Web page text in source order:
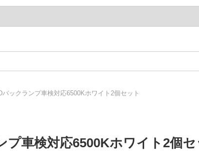
バックランプ車検対応6500Kホワイト2個セット
プ車検対応6500Kホワイト2個セ